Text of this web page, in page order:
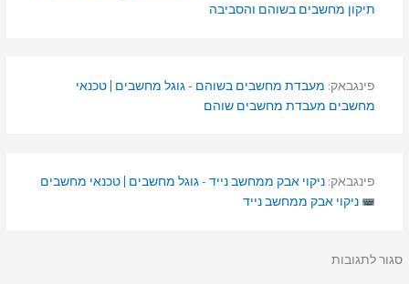
תיקון מחשבים בשוהם והסביבה
פינגבאק: מעבדת מחשבים בשוהם - גוגל מחשבים | טכנאי
מחשבים מעבדת מחשבים שוהם
פינגבאק: ניקוי אבק ממחשב נייד - גוגל מחשבים | טכנאי מחשבים
ניקוי אבק ממחשב נייד
סגור לתגובות